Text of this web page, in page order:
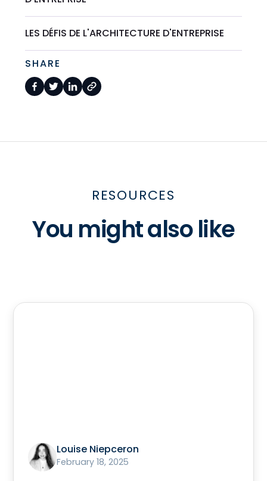
LES DÉFIS DE L'ARCHITECTURE D'ENTREPRISE
SHARE
RESOURCES
You might also like
Louise Niepceron
February 18, 2025